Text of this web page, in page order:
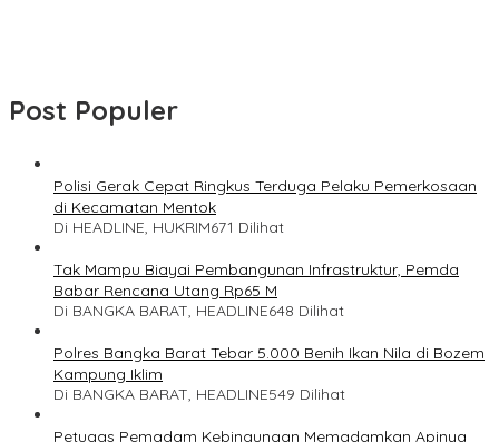
Post Populer
Polisi Gerak Cepat Ringkus Terduga Pelaku Pemerkosaan
di Kecamatan Mentok
Di HEADLINE, HUKRIM671 Dilihat
Tak Mampu Biayai Pembangunan Infrastruktur, Pemda
Babar Rencana Utang Rp65 M
Di BANGKA BARAT, HEADLINE648 Dilihat
Polres Bangka Barat Tebar 5.000 Benih Ikan Nila di Bozem
Kampung Iklim
Di BANGKA BARAT, HEADLINE549 Dilihat
Petugas Pemadam Kebingungan Memadamkan Apinya